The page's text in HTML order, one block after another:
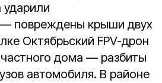
ударили
повреждены крыши двух
Октябрьский FPV-дрон
частного дома — разбиты
автомобиля. В районе